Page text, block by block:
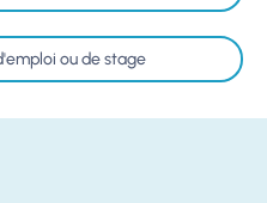
ou de stage